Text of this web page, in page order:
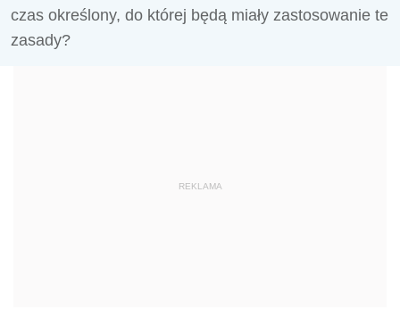
czas określony, do której będą miały zastosowanie te
zasady?
REKLAMA